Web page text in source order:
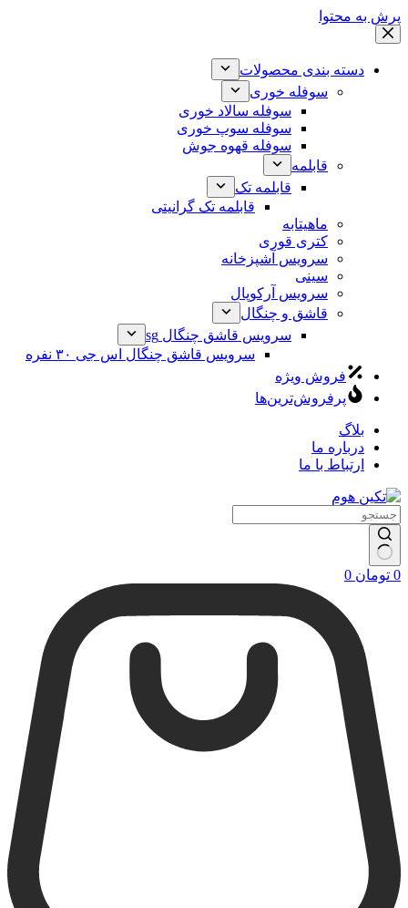
پرش به محتوا
دسته بندی محصولات
سوفله خوری
سوفله سالاد خوری
سوفله سوپ خوری
سوفله قهوه جوش
قابلمه
قابلمه تک
قابلمه تک گرانیتی
ماهیتابه
کتری قوری
سرویس آشپزخانه
سینی
سرویس آرکوپال
قاشق و چنگال
سرویس قاشق چنگال sg
سرویس قاشق چنگال اس جی ۳۰ نفره
فروش ویژه
پرفروش‌ترین‌ها
بلاگ
درباره ما
ارتباط با ما
سبد
0 تومان 0